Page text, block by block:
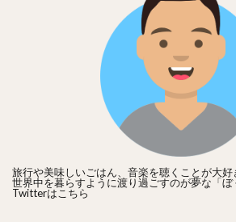
マイナーな場所をたまに調べているので
らもどうぞ！
旅行や美味しいごはん、音楽を聴くことが大好
世界中を暮らすように渡り過ごすのが夢な「ぼ
Twitterはこちら